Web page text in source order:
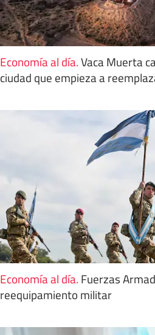
Economía al día.Vaca Muerta
ciudad que empieza a
Economía al día. Fuerzas
reequipamiento militar